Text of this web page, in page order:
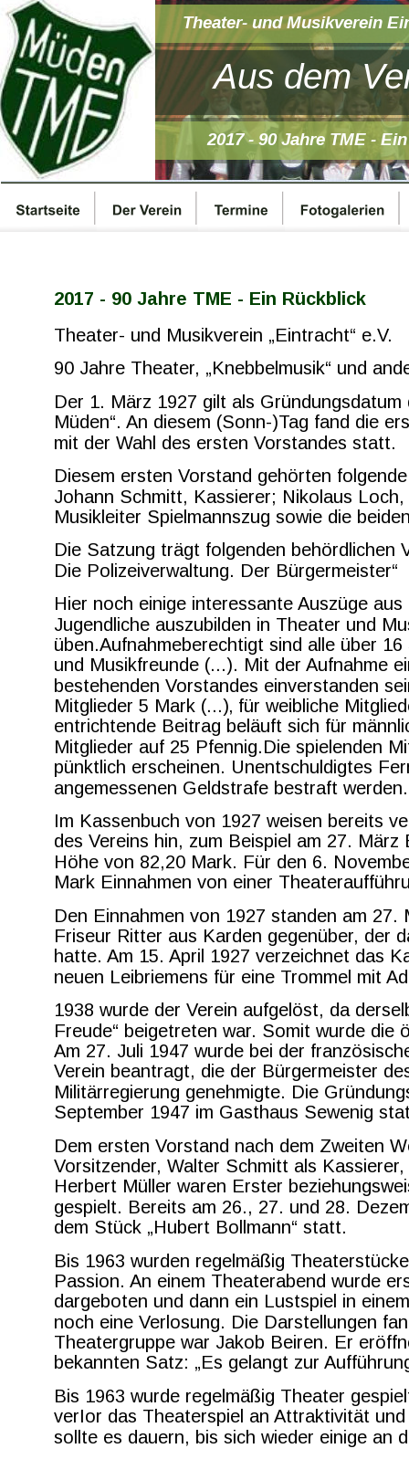
Aus dem
2017 - 90 Jahre TME - Ein Rückblick
Theater- und Musikverein „Eintracht“ e.V.
90 Jahre Theater, „Knebbelmusik“ und
Der 1. März 1927 gilt als
Müden“. An diesem (Sonn-)Tag fand die
mit der Wahl des ersten Vorstandes statt.
Diesem ersten Vorstand gehörten
Johann Schmitt, Kassierer; Nikolaus
Musikleiter Spielmannszug sowie die
Die Satzung trägt folgenden behördlichen
Die Polizeiverwaltung. Der Bürgermeister“
Hier noch einige interessante Auszüge
Jugendliche auszubilden in Theater und
üben.Aufnahmeberechtigt sind alle über
und Musikfreunde (...). Mit der Aufnahme
bestehenden Vorstandes einverstanden
Mitglieder 5 Mark (...)‚ für weibliche
entrichtende Beitrag beläuft sich für
Mitglieder auf 25 Pfennig.Die spielenden
pünktlich erscheinen. Unentschuldigtes
angemessenen Geldstrafe bestraft werden.
Im Kassenbuch von 1927 weisen bereits
des Vereins hin, zum Beispiel am 27.
Höhe von 82,20 Mark. Für den 6.
Mark Einnahmen von einer
Den Einnahmen von 1927 standen am
Friseur Ritter aus Karden gegenüber, der
hatte. Am 15. April 1927 verzeichnet das
neuen Leibriemens für eine Trommel mit
1938 wurde der Verein aufgelöst, da
Freude“ beigetreten war. Somit wurde
Am 27. Juli 1947 wurde bei der
Verein beantragt, die der Bürgermeister
Militärregierung genehmigte. Die
September 1947 im Gasthaus Sewenig
Dem ersten Vorstand nach dem Zweiten
Vorsitzender, Walter Schmitt als
Herbert Müller waren Erster
gespielt. Bereits am 26., 27. und 28.
dem Stück „Hubert Bollmann“ statt.
Bis 1963 wurden regelmäßig
Passion. An einem Theaterabend wurde
dargeboten und dann ein Lustspiel in
noch eine Verlosung. Die Darstellungen
Theatergruppe war Jakob Beiren. Er
bekannten Satz: „Es gelangt zur
Bis 1963 wurde regelmäßig Theater
verIor das Theaterspiel an Attraktivität
sollte es dauern, bis sich wieder einige an
2017 - 90 Jahre TME -
Theater- und Musikverein